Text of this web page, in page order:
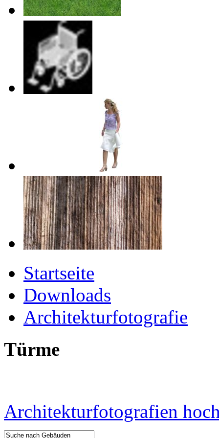
Startseite
Downloads
Architekturfotografie
Türme
Architekturfotografien